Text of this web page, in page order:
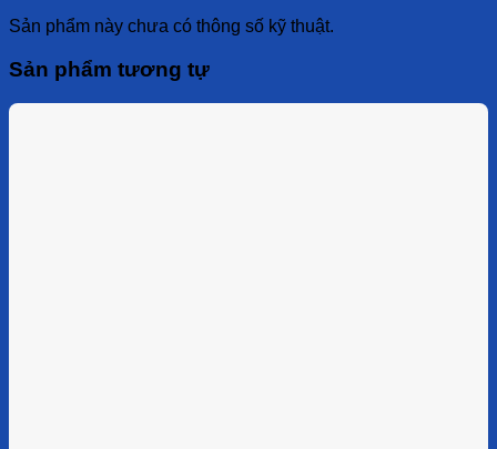
Sản phẩm này chưa có thông số kỹ thuật.
Sản phẩm tương tự